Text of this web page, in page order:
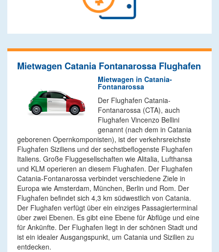
Mietwagen Catania Fontanarossa Flughafen
Mietwagen in Catania-
Fontanarossa
Der Flughafen Catania-
Fontanarossa (CTA), auch
Flughafen Vincenzo Bellini
genannt (nach dem in Catania
geborenen Opernkomponisten), ist der verkehrsreichste
Flughafen Siziliens und der sechstbeflogenste Flughafen
Italiens. Große Fluggesellschaften wie Alitalia, Lufthansa
und KLM operieren an diesem Flughafen. Der Flughafen
Catania-Fontanarossa verbindet verschiedene Ziele in
Europa wie Amsterdam, München, Berlin und Rom. Der
Flughafen befindet sich 4,3 km südwestlich von Catania.
Der Flughafen verfügt über ein einziges Passagierterminal
über zwei Ebenen. Es gibt eine Ebene für Abflüge und eine
für Ankünfte. Der Flughafen liegt in der schönen Stadt und
ist ein idealer Ausgangspunkt, um Catania und Sizilien zu
entdecken.